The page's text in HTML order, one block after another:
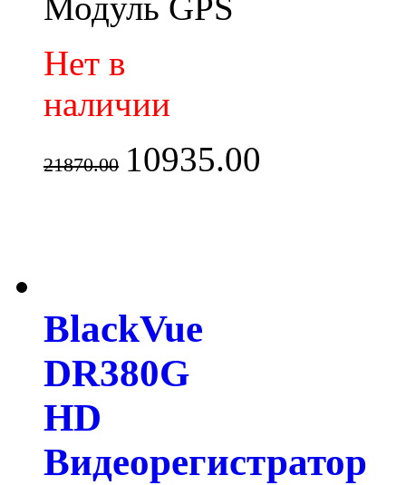
Модуль GPS
Нет в
наличии
21870.00 10935.00
BlackVue
DR380G
HD
Видеорегистратор